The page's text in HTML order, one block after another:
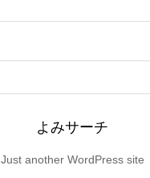
よみサーチ
Just another WordPress site